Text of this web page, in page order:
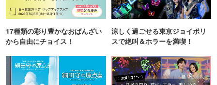
17種類の彩り豊かなおばんざい
から自由にチョイス！
涼しく過ごせる東京ジョイポリ
スで絶叫＆ホラーを満喫！